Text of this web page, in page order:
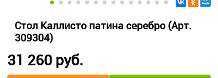
Стол Каллисто патина серебро (Арт.
309304)
31 260 руб.